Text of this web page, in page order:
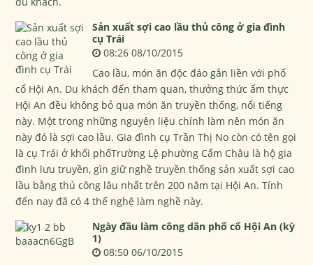
Sản xuất sợi cao lầu thủ công ở gia đình
cụ Trái
08:26 08/10/2015
Cao lầu, món ăn độc đáo gắn liền với phố
cổ Hội An. Du khách đến tham quan, thưởng thức ẩm thực
Hội An đều không bỏ qua món ăn truyền thống, nổi tiếng
này. Một trong những nguyên liệu chính làm nên món ăn
này đó là sợi cao lầu. Gia đình cụ Trần Thị No còn có tên gọi
là cụ Trái ở khối phốTrường Lệ phường Cẩm Châu là hộ gia
đình lưu truyền, gìn giữ nghề truyền thống sản xuất sợi cao
lầu bằng thủ công lâu nhất trên 200 năm tại Hội An. Tính
đến nay đã có 4 thế nghệ làm nghề này.
Ngày đầu làm công dân phố cổ Hội An (kỳ
1)
08:50 06/10/2015